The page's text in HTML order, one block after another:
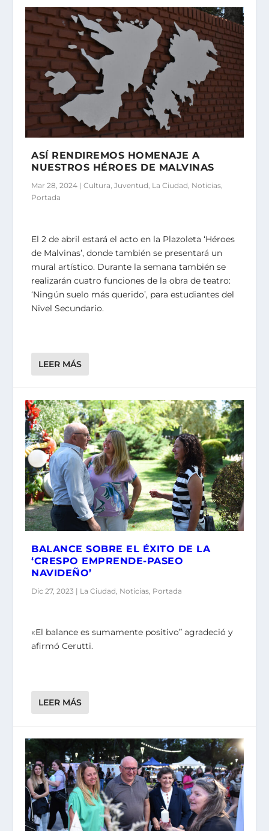
ASÍ RENDIREMOS HOMENAJE A
NUESTROS HÉROES DE MALVINAS
Mar 28, 2024 |Cultura,Juventud, La Ciudad, Noticias,
Portada
El 2 de abril estará el acto en la Plazoleta ‘Héroes
de Malvinas’, donde también se presentará un
mural artístico. Durante la semana también se
realizarán cuatro funciones de la obra de teatro:
‘Ningún suelo más querido’, para estudiantes del
Nivel Secundario.
LEER MÁS
BALANCE SOBRE EL ÉXITO DE LA
‘CRESPO EMPRENDE-PASEO
NAVIDEÑO’
Dic 27, 2023 | La Ciudad Noticias Portada
«El balance es sumamente positivo” agradeció y
afirmó Cerutti.
LEER MÁS